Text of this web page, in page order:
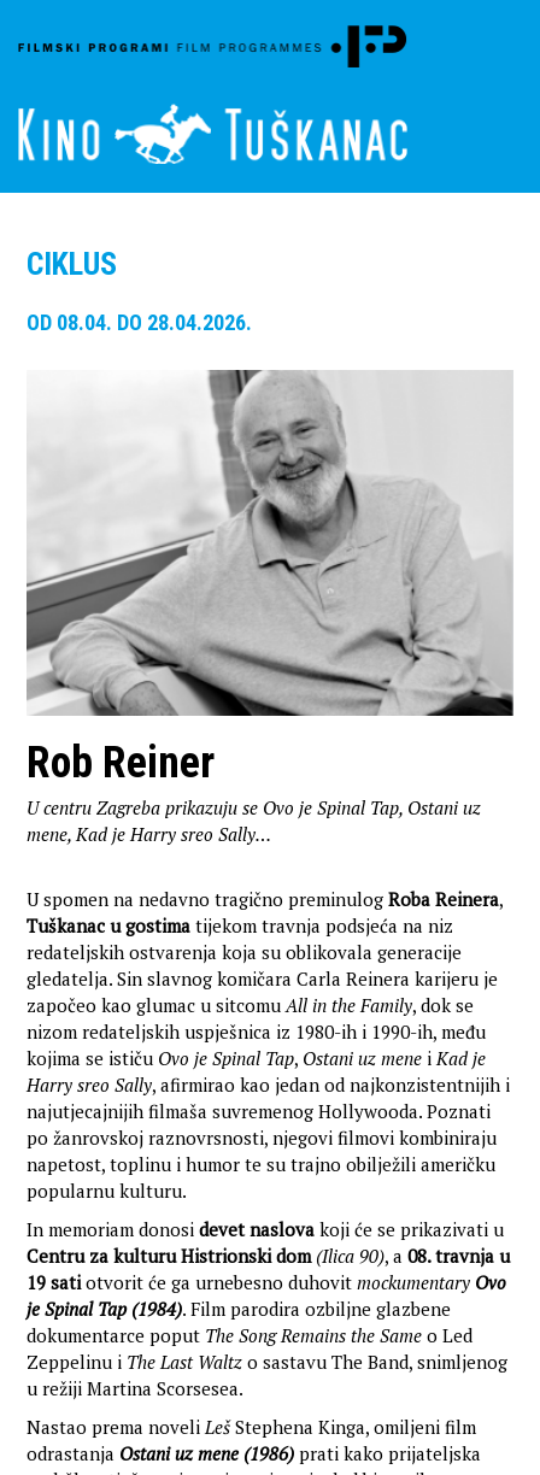
CIKLUS
OD 08.04. DO 28.04.2026.
Rob Reiner
U centru Zagreba prikazuju se Ovo je Spinal Tap, Ostani uz
mene, Kad je Harry sreo Sally…
U spomen na nedavno tragično preminulogRoba Reinera,
Tuškanac u gostima tijekom travnja podsjeća na niz
redateljskih ostvarenja koja su oblikovala generacije
gledatelja. Sin slavnog komičara Carla Reinera karijeru je
započeo kao glumac u sitcomuAll in the Family, dok se
nizom redateljskih uspješnica iz 1980-ih i 1990-ih, među
kojima se ističu Ovo je Spinal Tap, Ostani uz mene i Kad je
Harry sreo Sally, afirmirao kao jedan od najkonzistentnijih i
najutjecajnijih filmaša suvremenog Hollywooda. Poznati
po žanrovskoj raznovrsnosti, njegovi filmovi kombiniraju
napetost, toplinu i humor te su trajno obilježili američku
popularnu kulturu.
In memoriam donosidevet naslova koji će se prikazivati u
Centru za kulturu Histrionski dom (Ilica 90), a08. travnja u
19 sati otvorit će ga urnebesno duhovit mockumentary Ovo
je Spinal Tap (1984). Film parodira ozbiljne glazbene
dokumentarce poput The Song Remains the Same o Led
Zeppelinu i The Last Waltz o sastavu The Band, snimljenog
u režiji Martina Scorsesea.
Nastao prema noveli LešStephena Kinga, omiljeni film
odrastanja Ostani uz mene (1986) prati kako prijateljska